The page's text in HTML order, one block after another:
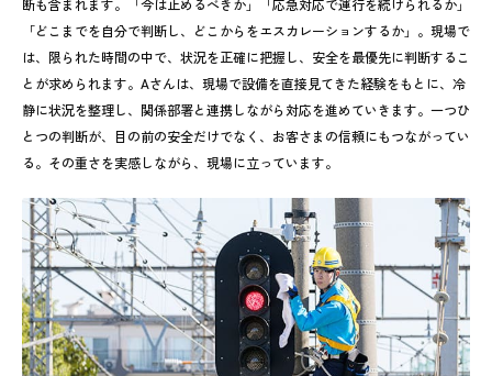
断も含まれます。「今は止めるべきか」「応急対応で運行を続けられるか」
「どこまでを自分で判断し、どこからをエスカレーションするか」。現場で
は、限られた時間の中で、状況を正確に把握し、安全を最優先に判断するこ
とが求められます。Aさんは、現場で設備を直接見てきた経験をもとに、冷
静に状況を整理し、関係部署と連携しながら対応を進めていきます。一つひ
とつの判断が、目の前の安全だけでなく、お客さまの信頼にもつながってい
る。その重さを実感しながら、現場に立っています。